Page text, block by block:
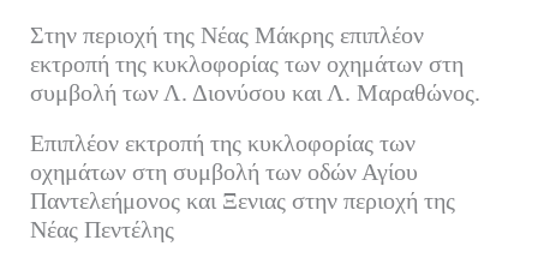
Στην περιοχή της Νέας Μάκρης επιπλέον
εκτροπή της κυκλοφορίας των οχημάτων στη
συμβολή των Λ. Διονύσου και Λ. Μαραθώνος.
Επιπλέον εκτροπή της κυκλοφορίας των
οχημάτων στη συμβολή των οδών Αγίου
Παντελεήμονος και Ξενιας στην περιοχή της
Νέας Πεντέλης